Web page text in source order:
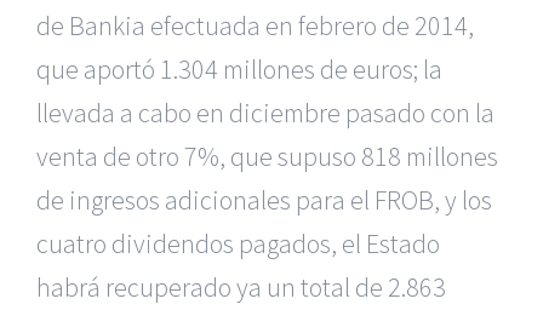
de Bankia efectuada en febrero de 2014,
que aportó 1.304 millones de euros; la
llevada a cabo en diciembre pasado con la
venta de otro 7%, que supuso 818 millones
de ingresos adicionales para el FROB, y los
cuatro dividendos pagados, el Estado
habrá recuperado ya un total de 2.863